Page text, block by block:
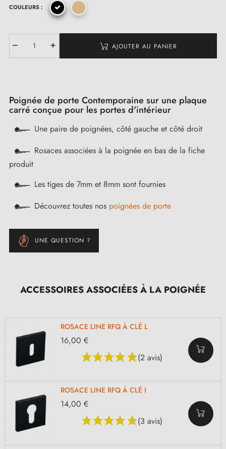
COULEURS :
AJOUTER AU PANIER
Poignée de porte Contemporaine sur une plaque
carré conçue pour les portes d'intérieur
Une paire de poignées, côté gauche et côté droit
Rosaces associées à la poignée en bas de la fiche
produit
Les tiges de 7mm et 8mm sont fournies
Découvrez toutes nos poignées de porte
UNE QUESTION ?
ACCESSOIRES ASSOCIÉES À LA POIGNÉE
ROSACE LINE RFQ À CLÉ L
(2 avis)
16,00 €
ROSACE LINE RFQ À CLÉ I
(3 avis)
14,00 €